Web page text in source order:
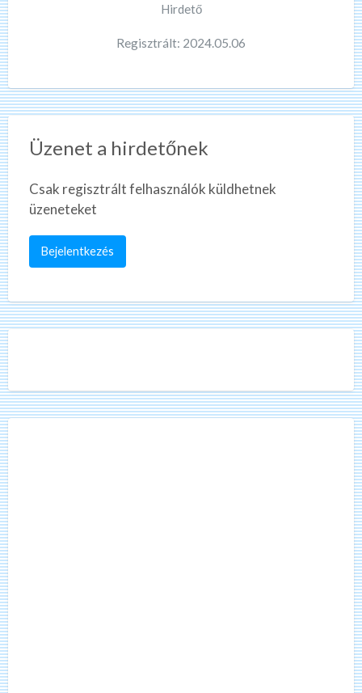
Hirdető
Regisztrált: 2024.05.06
Üzenet a hirdetőnek
Csak regisztrált felhasználók küldhetnek
üzeneteket
Bejelentkezés